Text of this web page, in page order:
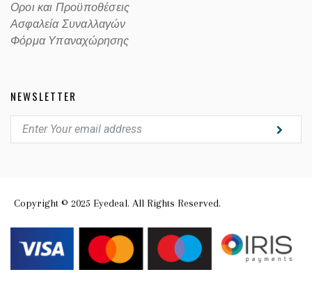
Οροι και Προϋποθέσεις
Ασφαλεία Συναλλαγών
Φόρμα Υπαναχώρησης
NEWSLETTER
Copyright © 2025 Eyedeal. All Rights Reserved.